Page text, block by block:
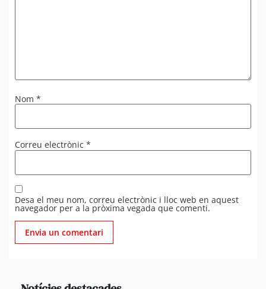
Nom *
Correu electrònic *
Desa el meu nom, correu electrònic i lloc web en aquest
navegador per a la pròxima vegada que comenti.